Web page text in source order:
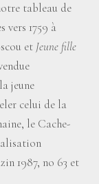
tableau de
1759 à
et Jeune fille
jeune
celui de la
le Cache-
1987, no 63 et